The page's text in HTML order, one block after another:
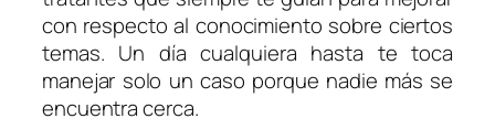
con respecto al conocimiento sobre ciertos
temas. Un día cualquiera hasta te toca
manejar solo un caso porque nadie más se
encuentra cerca.